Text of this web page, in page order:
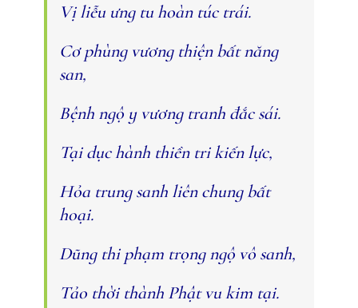
Vị liễu ưng tu hoàn túc trái.
Cơ phùng vương thiện bất năng
san,
Bệnh ngộ y vương tranh đắc sái.
Tại dục hành thiền tri kiến lực,
Hỏa trung sanh liên chung bất
hoại.
Dũng thi phạm trọng ngộ vô sanh,
Tảo thời thành Phật vu kim tại.